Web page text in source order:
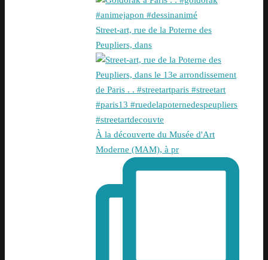
Street-art, rue de la Poterne des
Peupliers, dans
À la découverte du Musée d'Art
Moderne (MAM), à pr